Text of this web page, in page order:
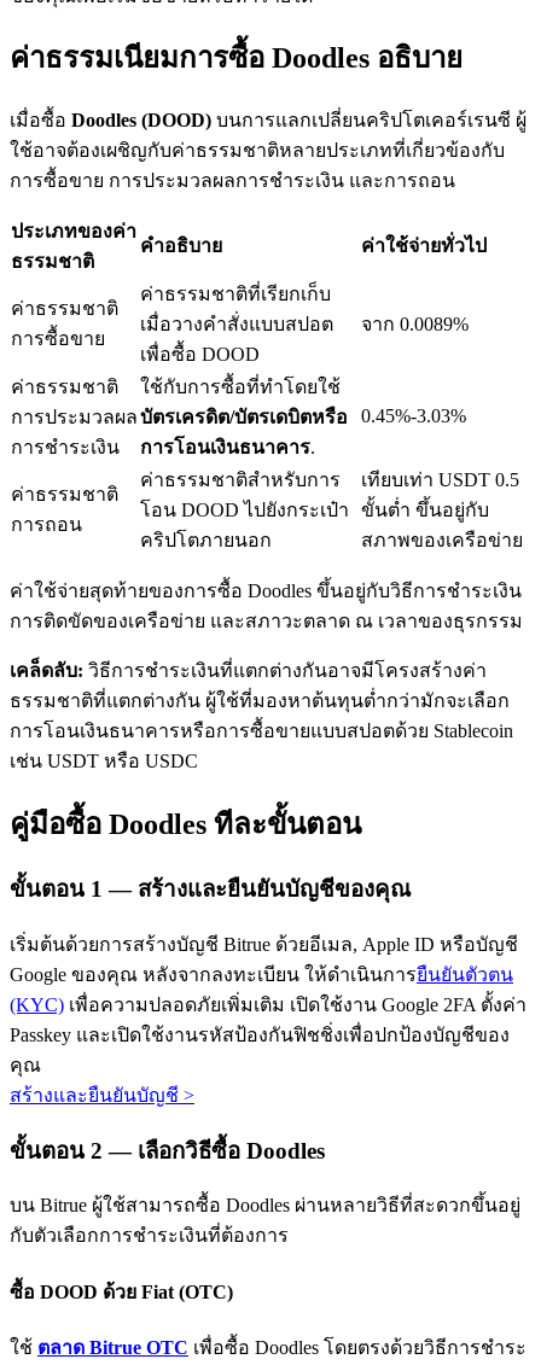
เงินกู้
บริการยืมเงินที่ได้รับการสนับสนุนจาก Crypto
ลงทุนอัตโนมัติ
คว้าผลกำไรระยะยาวและผลประโยชน์ที่ยืดหยุ่น
เรียนรู้ Staking
Bitrue AI
พันธมิตร Bitrue
พันธมิตร Bitrue
มากถึง 65% คอมมิชชั่น!
ค่าธรรมเนียมการซื้อ Doodles อธิบาย
เมื่อซื้อ Doodles (DOOD) บนการแลกเปลี่ยนคริปโตเคอร์เรนซี ผู้
ใช้อาจต้องเผชิญกับค่าธรรมชาติหลายประเภทที่เกี่ยวข้องกับ
การซื้อขาย การประมวลผลการชำระเงิน และการถอน
ประเภทของค่า
ธรรมชาติ
คำอธิบาย ค่าใช้จ่ายทั่วไป
ค่าธรรมชาติ
การซื้อขาย
ค่าธรรมชาติที่เรียกเก็บ
เมื่อวางคำสั่งแบบสปอต
เพื่อซื้อ DOOD
จาก 0.0089%
ค่าธรรมชาติ
การประมวลผล
การชำระเงิน
ใช้กับการซื้อที่ทำโดยใช้
บัตรเครดิต/บัตรเดบิตหรือ
การโอนเงินธนาคาร.
0.45%-3.03%
ค่าธรรมชาติ
การถอน
ค่าธรรมชาติสำหรับการ
โอน DOOD ไปยังกระเป๋า
คริปโตภายนอก
เทียบเท่า USDT 0.5
ขั้นต่ำ ขึ้นอยู่กับ
สภาพของเครือข่าย
ค่าใช้จ่ายสุดท้ายของการซื้อ Doodles ขึ้นอยู่กับวิธีการชำระเงิน
การติดขัดของเครือข่าย และสภาวะตลาด ณ เวลาของธุรกรรม
เคล็ดลับ: วิธีการชำระเงินที่แตกต่างกันอาจมีโครงสร้างค่า
ธรรมชาติที่แตกต่างกัน ผู้ใช้ที่มองหาต้นทุนต่ำกว่ามักจะเลือก
การโอนเงินธนาคารหรือการซื้อขายแบบสปอตด้วย Stablecoin
เช่น USDT หรือ USDC
คู่มือซื้อ Doodles ทีละขั้นตอน
ขั้นตอน 1 — สร้างและยืนยันบัญชีของคุณ
เริ่มต้นด้วยการสร้างบัญชี Bitrue ด้วยอีเมล, Apple ID หรือบัญชี
Google ของคุณ หลังจากลงทะเบียน ให้ดำเนินการยืนยันตัวตน
(KYC) เพื่อความปลอดภัยเพิ่มเติม เปิดใช้งาน Google 2FA ตั้งค่า
Passkey และเปิดใช้งานรหัสป้องกันฟิชชิ่งเพื่อปกป้องบัญชีของ
คุณ
สร้างและยืนยันบัญชี >
ขั้นตอน 2 — เลือกวิธีซื้อ Doodles
บน Bitrue ผู้ใช้สามารถซื้อ Doodles ผ่านหลายวิธีที่สะดวกขึ้นอยู่
กับตัวเลือกการชำระเงินที่ต้องการ
ซื้อ DOOD ด้วย Fiat (OTC)
ใช้ ตลาด Bitrue OTC เพื่อซื้อ Doodles โดยตรงด้วยวิธีการชำระ